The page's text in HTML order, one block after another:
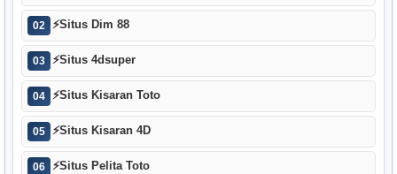
02 ⚡Situs Dim 88
03 ⚡Situs 4dsuper
04 ⚡Situs Kisaran Toto
05 ⚡Situs Kisaran 4D
06 ⚡Situs Pelita Toto